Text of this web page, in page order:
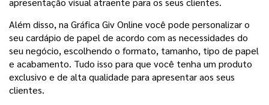
Além disso, na Gráfica Giv Online você pode personalizar o
seu cardápio de papel de acordo com as necessidades do
seu negócio, escolhendo o formato, tamanho, tipo de papel
e acabamento. Tudo isso para que você tenha um produto
exclusivo e de alta qualidade para apresentar aos seus
clientes.